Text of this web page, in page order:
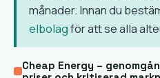
månader. Innan du
elbolagför att se alla
Cheap Energy –